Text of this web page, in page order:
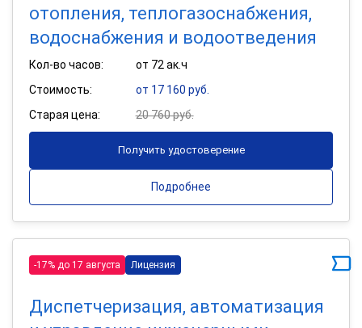
отопления, теплогазоснабжения,
водоснабжения и водоотведения
Кол-во часов:
от 72 ак.ч
Стоимость:
от 17 160 руб.
Старая цена:
20 760 руб.
Получить удостоверение
Подробнее
-17% до 17 августа Лицензия
Диспетчеризация, автоматизация